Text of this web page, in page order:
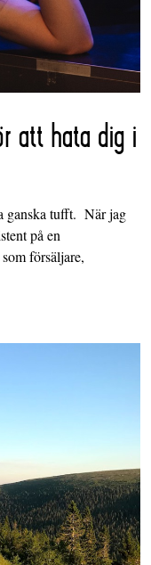
att hata dig i
ganska tufft. När jag
på en
försäljare,